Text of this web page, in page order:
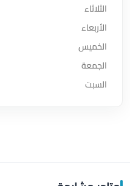
الثلاثاء
الأربعاء
الخميس
الجمعة
السبت